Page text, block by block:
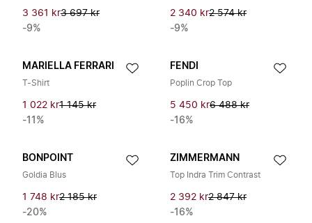
3 361 kr3 697 kr
-9%
2 340 kr2 574 kr
-9%
MARIELLA FERRARI
T-Shirt
1 022 kr1 145 kr
-11%
FENDI
Poplin Crop Top
5 450 kr6 488 kr
-16%
BONPOINT
Goldia Blus
1 748 kr2 185 kr
-20%
ZIMMERMANN
Top Indra Trim Contrast
2 392 kr2 847 kr
-16%